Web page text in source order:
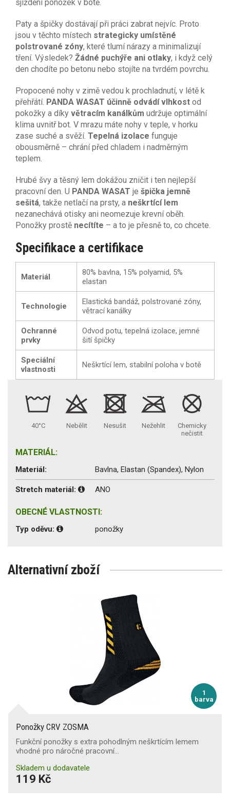
sjíždění ponožek v botě.
Paty a špičky dostávají při práci zabrat nejvíc. Proto
jsou v těchto místech strategicky umístěné
polstrované zóny, které tlumí nárazy a minimalizují
tření. Výsledek? Žádné puchýře ani otlaky, i když celý
den chodíte po betonu nebo stojíte na tvrdém povrchu.
Propocené nohy v zimě vedou k prochladnutí, v létě k
přehřátí. PANDA WASAT účinně odvádí vlhkost od
pokožky a díky větracím kanálkům udržuje optimální
klima uvnitř bot. V mrazu máte nohy v teple, v horku
zase suché a svěží. Tepelná izolace funguje
obousměrně – chrání před chladem i nadměrným
teplem.
Hrubé švy a těsný lem dokážou zničit i ten nejlepší
pracovní den. U PANDA WASAT je špička jemně
sešitá, takže netlačí na prsty, a neškrtící lem
nezanechává otisky ani neomezuje krevní oběh.
Ponožky prostě necítíte – a to je přesně to, co chcete.
Specifikace a certifikace
Materiál
80% bavlna, 15% polyamid, 5%
elastan
Technologie
Elastická bandáž, polstrované zóny,
větrací kanálky
Ochranné
prvky
Odvod potu, tepelná izolace, jemné
šití špičky
Speciální
vlastnosti
Neškrtící lem, stabilní poloha v botě
40°C Nebělit Nesušit Nežehlit
Chemicky
nečistit
MATERIÁL:
Materiál: Bavlna, Elastan (Spandex), Nylon
Stretch materiál: ANO
OBECNÉ VLASTNOSTI:
Typ oděvu: ponožky
Alternativní zboží
1
barva
Ponožky CRV ZOSMA
Funkční ponožky s extra pohodlným neškrtícím lemem
vhodné pro náročné pracovní…
Skladem u dodavatele
119 Kč